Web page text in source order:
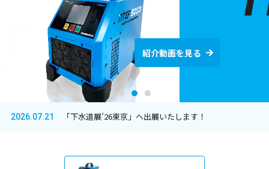
中部 関西
九州・沖縄（外部）
配管関連機器のレンタ
西尾レントオール
配管機器レンタル拠点一
覧
紹介動画を見る
配管工具のオンライン
紹介動画を見る
2026.07.21 「下水道展’26東京」へ出展いたします！